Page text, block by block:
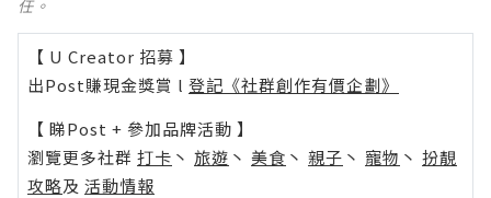
任。
【 U Creator 招募 】
出Post賺現金獎賞 l 登記《社群創作有價企劃》
【 睇Post + 參加品牌活動 】
瀏覽更多社群 打卡 丶 旅遊 丶 美食 丶 親子 丶 寵物 丶 扮靚
攻略及 活動情報